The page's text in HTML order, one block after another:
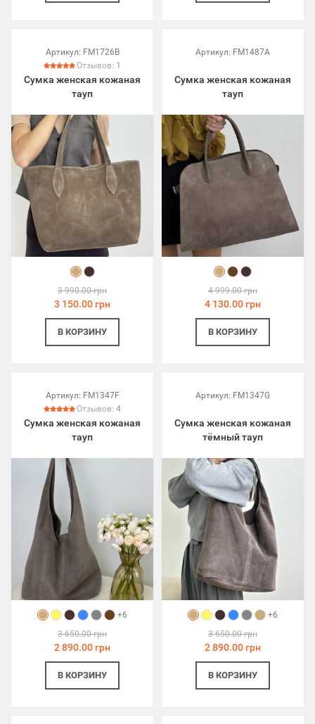
Артикул: FM1726B
Отзывов: 1
Сумка женская кожаная
тауп
3 990.00 грн
3 150.00 грн
В КОРЗИНУ
Артикул: FM1487A
Сумка женская кожаная
тауп
4 999.00 грн
4 130.00 грн
В КОРЗИНУ
Артикул: FM1347F
Отзывов: 4
Сумка женская кожаная
тауп
+6
3 650.00 грн
2 890.00 грн
В КОРЗИНУ
Артикул: FM1347G
Сумка женская кожаная
тёмный тауп
+6
3 650.00 грн
2 890.00 грн
В КОРЗИНУ